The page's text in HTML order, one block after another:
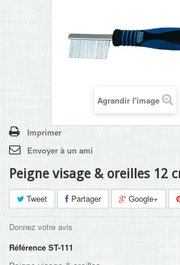
Agrandir l'image
Imprimer
Envoyer à un ami
Peigne visage & oreilles 12
Tweet Partager Google+
Donnez votre avis
Référence ST-111